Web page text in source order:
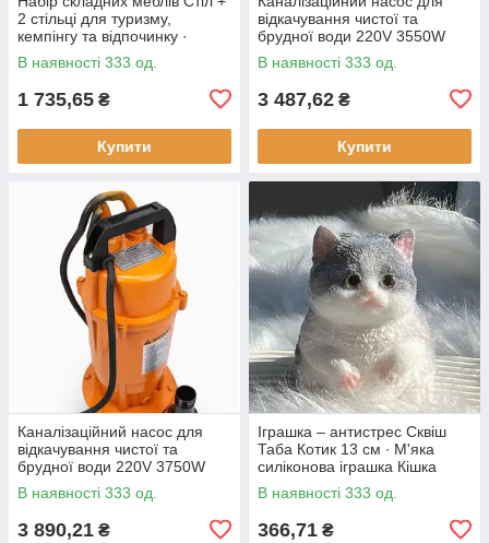
2 стільці для туризму,
кемпінгу та відпочинку ·
Металевий каркас
В наявності 333 од.
1 735,65 ₴
Купити
відкачування чистої та
брудної води 220V 3550W
В наявності 333 од.
3 487,62 ₴
Купити
Каналізаційний насос для
відкачування чистої та
брудної води 220V 3750W
В наявності 333 од.
3 890,21 ₴
Іграшка – антистрес Сквіш
Таба Котик 13 см ∙ М'яка
силіконова іграшка Кішка
В наявності 333 од.
366,71 ₴